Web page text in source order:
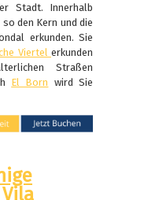
Stadt. Innerhalb
den Kern und die
erkunden. Sie
Viertelerkunden
Straßen
El Born wird Sie